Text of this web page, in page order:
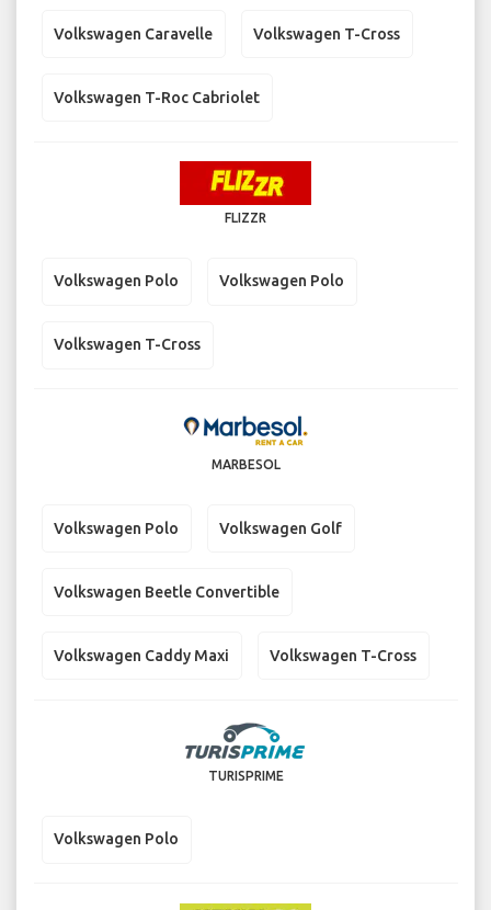
Volkswagen Caravelle Volkswagen T-Cross
Volkswagen T-Roc Cabriolet
FLIZZR
Volkswagen Polo Volkswagen Polo
Volkswagen T-Cross
MARBESOL
Volkswagen Polo Volkswagen Golf
Volkswagen Beetle Convertible
Volkswagen Caddy Maxi Volkswagen T-Cross
TURISPRIME
Volkswagen Polo